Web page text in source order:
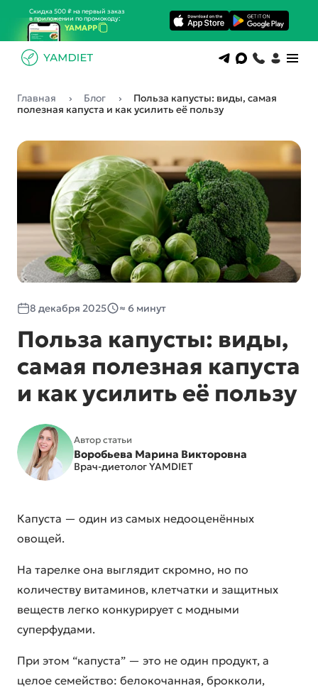
Скидка 500 ₽ на первый заказ
в приложении по промокоду:
YAMAPP
Главная Блог
Польза капусты: виды, самая
полезная капуста и как усилить её пользу
8 декабря 2025 ≈ 6 минут
Польза капусты: виды,
самая полезная капуста
и как усилить её пользу
Автор статьи
Воробьева Марина Викторовна
Врач-диетолог YAMDIET
Капуста — один из самых недооценённых
овощей.
На тарелке она выглядит скромно, но по
количеству витаминов, клетчатки и защитных
веществ легко конкурирует с модными
суперфудами.
При этом “капуста” — это не один продукт, а
целое семейство: белокочанная, брокколи,